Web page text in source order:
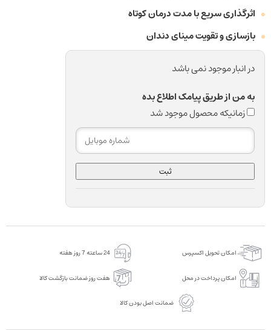
اثرگذاری سریع با مدت درمان کوتاه
بازسازی و تقویت مینای دندان
در انبار موجود نمی باشد
به من از طریق پیامک اطلاع بده
زمانیکه محصول موجود شد
ثبت
امکان تحویل اکسپرس 24 ساعته 7 روز هفته
امکان پرداخت در محل هفت روز ضمانت بازگشت کالا
ضمانت اصل بودن کالا